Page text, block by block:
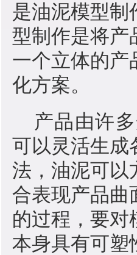
是油泥模型制
型制作是将产
一个立体的产
化方案。
产品由许
可以灵活生成
法，油泥可以
合表现产品曲
的过程，要对
本身具有可塑